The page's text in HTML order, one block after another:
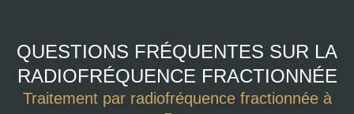
QUESTIONS FRÉQUENTES SUR LA
RADIOFRÉQUENCE FRACTIONNÉE
Traitement par radiofréquence fractionnée à